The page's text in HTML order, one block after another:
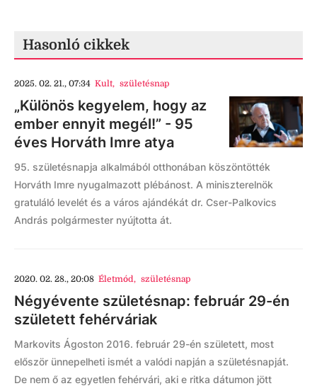
Hasonló cikkek
2025. 02. 21., 07:34 Kult, születésnap
„Különös kegyelem, hogy az
ember ennyit megél!” - 95
éves Horváth Imre atya
95. születésnapja alkalmából otthonában köszöntötték
Horváth Imre nyugalmazott plébánost. A miniszterelnök
gratuláló levelét és a város ajándékát dr. Cser-Palkovics
András polgármester nyújtotta át.
2020. 02. 28., 20:08 Életmód, születésnap
Négyévente születésnap: február 29-én
született fehérváriak
Markovits Ágoston 2016. február 29-én született, most
először ünnepelheti ismét a valódi napján a születésnapját.
De nem ő az egyetlen fehérvári, aki e ritka dátumon jött